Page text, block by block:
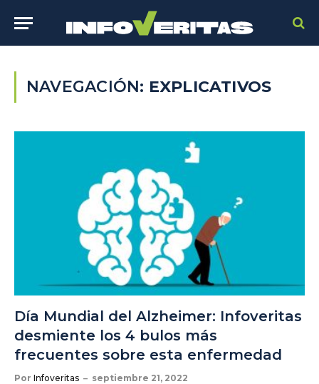
NAVEGACIÓN: EXPLICATIVOS
Día Mundial del Alzheimer: Infoveritas
desmiente los 4 bulos más
frecuentes sobre esta enfermedad
Por Infoveritas septiembre 21, 2022